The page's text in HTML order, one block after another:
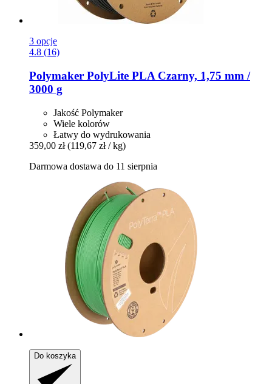
3 opcje
4.8 (16)
Polymaker PolyLite PLA Czarny, 1,75 mm /
3000 g
Jakość Polymaker
Wiele kolorów
Łatwy do wydrukowania
359,00 zł (119,67 zł / kg)
Darmowa dostawa do 11 sierpnia
Do koszyka